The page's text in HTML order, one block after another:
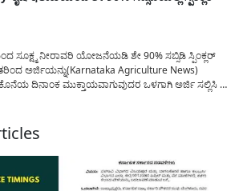
ಸೂಕ್ಷ್ಮ ನೀರಾವರಿ ಯೋಜನೆಯಡಿ ಶೇ 90% ಸಬ್ಸಿಡಿ ಸ್ಪಿಂಕ್ಲರ್
ಅರ್ಜಿಯನ್ನು(Karnataka Agriculture News)
ದಿನಾಂಕ ಮುಕ್ತಾಯವಾಗುವುದರ ಒಳಗಾಗಿ ಅರ್ಜಿ ಸಲ್ಲಿಸಿ ಈ